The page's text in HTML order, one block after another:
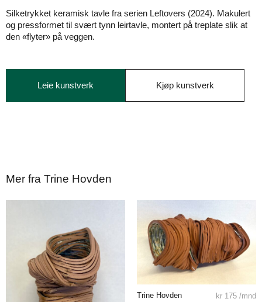
Silketrykket keramisk tavle fra serien Leftovers (2024). Makulert
og pressformet til svært tynn leirtavle, montert på treplate slik at
den «flyter» på veggen.
Leie kunstverk Kjøp kunstverk
Mer fra Trine Hovden
Trine Hovden
kr 175 /mnd